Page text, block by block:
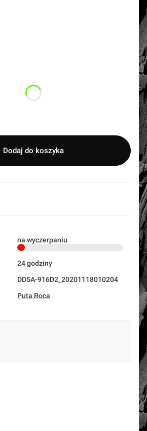
Dodaj do koszyka
na wyczerpaniu
24 godziny
DD5A-916D2_20201118010204
Puta Roca